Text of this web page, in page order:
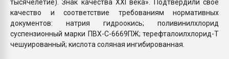
тысячелетие). Знак качества XXI века». Подтвердили свое
качество и соответствие требованиям нормативных
документов: натрия гидроокись; поливинилхлорид
суспензионный марки ПВХ-С-6669ПЖ; терефталоилхлорид-Т
чешуированный; кислота соляная ингибированная.